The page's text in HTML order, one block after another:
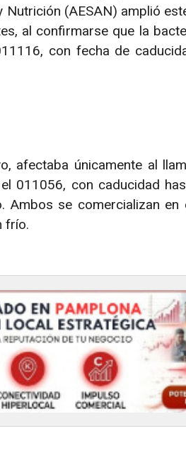
Nutrición (AESAN) amplió
al confirmarse que la
con fecha de
afectaba únicamente al
011056, con caducidad
se comercializan en
frío.